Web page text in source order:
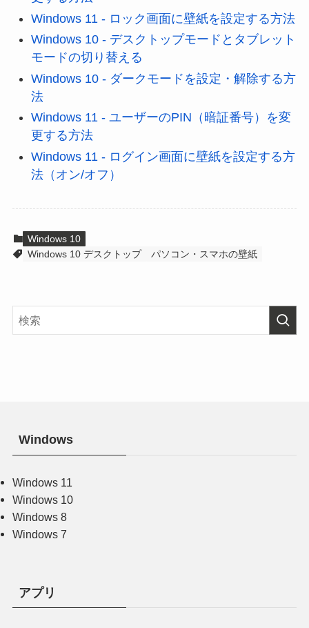
Windows 11 - ロック画面に壁紙を設定する方法
Windows 10 - デスクトップモードとタブレット
モードの切り替える
Windows 10 - ダークモードを設定・解除する方
法
Windows 11 - ユーザーのPIN（暗証番号）を変
更する方法
Windows 11 - ログイン画面に壁紙を設定する方
法（オン/オフ）
Windows 10
Windows 10 デスクトップ
パソコン・スマホの壁紙
Windows
Windows 11
Windows 10
Windows 8
Windows 7
アプリ